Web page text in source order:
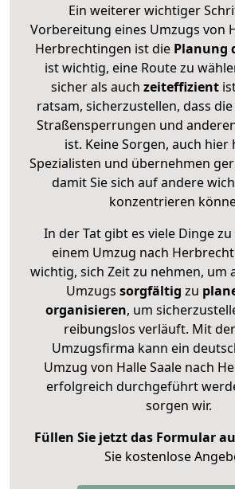
Ein weiterer wichtiger
Vorbereitung eines Umzugs von
Herbrechtingen ist die Planung
ist wichtig, eine Route zu
sicher als auch zeiteffizient
ratsam, sicherzustellen, dass
Straßensperrungen und
ist. Keine Sorgen, auch hier
Spezialisten und übernehmen
damit Sie sich auf andere
konzentrieren
In der Tat gibt es viele Dinge
einem Umzug nach
wichtig, sich Zeit zu nehmen, um
Umzugs sorgfältig zu
organisieren, um
reibungslos verläuft. Mit
Umzugsfirma kann ein
Umzug von Halle Saale nach
erfolgreich durchgeführt
sorgen wir.
Füllen Sie jetzt das Formular
Sie kostenlose